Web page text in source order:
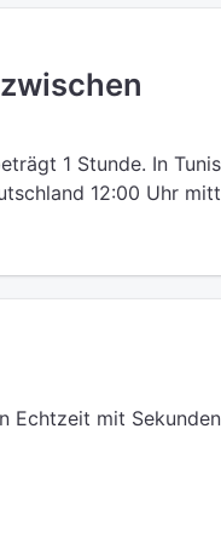
1 Stunde. In
12:00 Uhr
Echtzeit mit Sekunden